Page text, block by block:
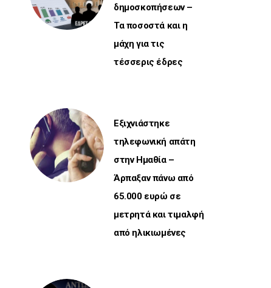
δημοσκοπήσεων –
Τα ποσοστά και η
μάχη για τις
τέσσερις έδρες
Εξιχνιάστηκε
τηλεφωνική απάτη
στην Ημαθία –
Άρπαξαν πάνω από
65.000 ευρώ σε
μετρητά και τιμαλφή
από ηλικιωμένες